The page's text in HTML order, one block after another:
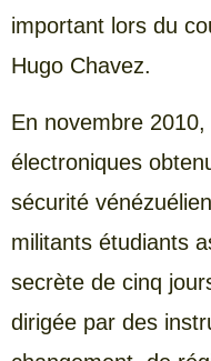
important lors du
Hugo Chavez.
En novembre
électroniques
sécurité
militants étudiants
secrète de cinq
dirigée par des